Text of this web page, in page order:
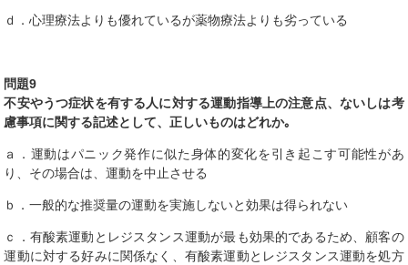
ｄ．心理療法よりも優れているが薬物療法よりも劣っている
問題9
不安やうつ症状を有する人に対する運動指導上の注意点、ないしは考
慮事項に関する記述として、正しいものはどれか｡
ａ．運動はパニック発作に似た身体的変化を引き起こす可能性があ
り、その場合は、運動を中止させる
ｂ．一般的な推奨量の運動を実施しないと効果は得られない
ｃ．有酸素運動とレジスタンス運動が最も効果的であるため、顧客の
運動に対する好みに関係なく、有酸素運動とレジスタンス運動を処方